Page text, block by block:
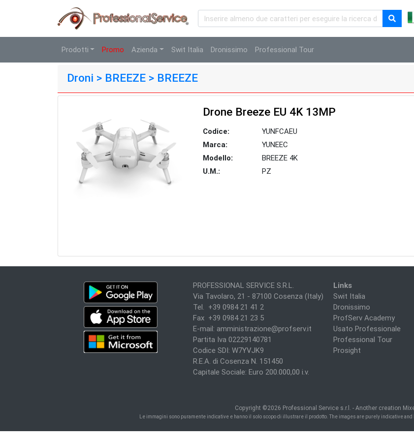
Prodotti Promo Azienda Swit Italia Dronissimo Professional Tour
Droni > BREEZE > BREEZE
Drone Breeze EU 4K 13MP
Codice:
YUNFCAEU
Marca:
YUNEEC
Modello:
BREEZE 4K
U.M.:
PZ
PROFESSIONAL SERVICE S.R.L.
Via Tavolaro, 21 - 87100 Cosenza (Italy)
Tel. +39 0984 21 41 2
Fax +39 0984 21 23 5
E-mail: amministrazione@profserv.it
Partita Iva 02229140781
Codice SDI: W7YVJK9
R.E.A. di Cosenza N. 151450
Capitale Sociale: Euro 200.000,00 i.v.
Links
Swit Italia
Dronissimo
ProfServ Academy
Usato Professionale
Professional Tour
Prosight
Copyright ©2026 Professional Service s.r.l. - Another creation
Le immagini sono puramente indicative e hanno il solo scopo di illustrare il prodotto. The images are purely indicative